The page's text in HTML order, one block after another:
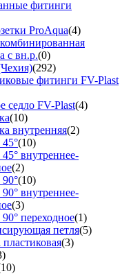
фитинги
ProAqua(4)
с вн.р.(0)
(292)
фитинги FV-Plast
седло FV-Plast(4)
(10)
внутренняя(2)
(10)
внутреннее-
(2)
(10)
внутреннее-
(3)
переходное(1)
петля(5)
(3)